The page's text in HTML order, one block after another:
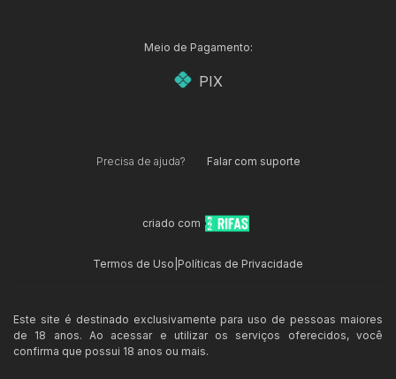
Meio de Pagamento:
PIX
Precisa de ajuda? Falar com suporte
criado com
Termos de Uso Políticas de Privacidade
Este site é destinado exclusivamente para uso de pessoas maiores
de 18 anos. Ao acessar e utilizar os serviços oferecidos, você
confirma que possui 18 anos ou mais.